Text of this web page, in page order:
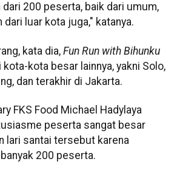
200 peserta, baik dari umum,
dari luar kota juga," katanya.
kata dia, Fun Run with Bihunku
kota besar lainnya, yakni Solo,
dan terakhir di Jakarta.
FKS Food Michael Hadylaya
peserta sangat besar
lari santai tersebut karena
200 peserta.